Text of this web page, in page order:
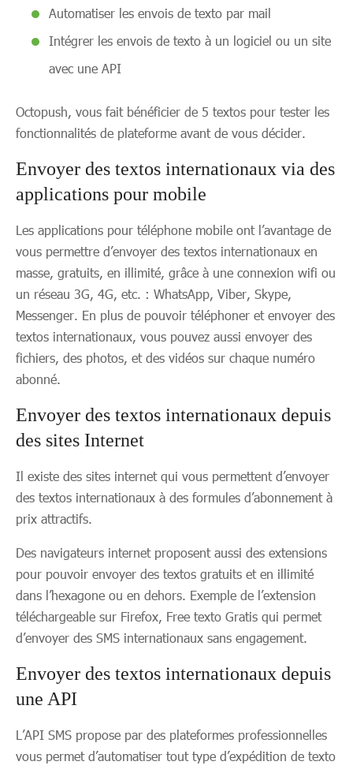
Automatiser les envois de texto par mail
Intégrer les envois de texto à un logiciel ou un site
avec une API
Octopush, vous fait bénéficier de 5 textos pour tester les
fonctionnalités de plateforme avant de vous décider.
Envoyer des textos internationaux via des
applications pour mobile
Les applications pour téléphone mobile ont l’avantage de
vous permettre d’envoyer des textos internationaux en
masse, gratuits, en illimité, grâce à une connexion wifi ou
un réseau 3G, 4G, etc. : WhatsApp, Viber, Skype,
Messenger. En plus de pouvoir téléphoner et envoyer des
textos internationaux, vous pouvez aussi envoyer des
fichiers, des photos, et des vidéos sur chaque numéro
abonné.
Envoyer des textos internationaux depuis
des sites Internet
Il existe des sites internet qui vous permettent d’envoyer
des textos internationaux à des formules d’abonnement à
prix attractifs.
Des navigateurs internet proposent aussi des extensions
pour pouvoir envoyer des textos gratuits et en illimité
dans l’hexagone ou en dehors. Exemple de l’extension
téléchargeable sur Firefox, Free texto Gratis qui permet
d’envoyer des SMS internationaux sans engagement.
Envoyer des textos internationaux depuis
une API
L’API SMS propose par des plateformes professionnelles
vous permet d’automatiser tout type d’expédition de texto